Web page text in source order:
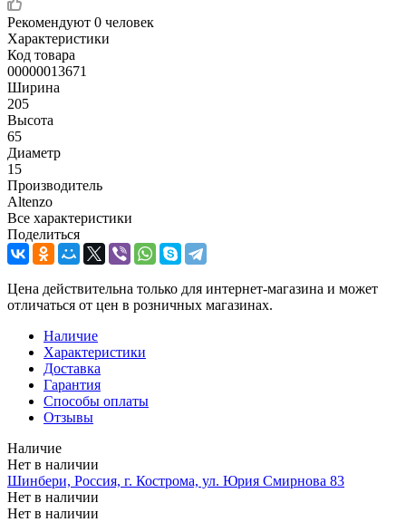
Рекомендуют 0 человек
Характеристики
Код товара
00000013671
Ширина
205
Высота
65
Диаметр
15
Производитель
Altenzo
Все характеристики
Поделиться
Цена действительна только для интернет-магазина и может
отличаться от цен в розничных магазинах.
Наличие
Характеристики
Доставка
Гарантия
Способы оплаты
Отзывы
Наличие
Нет в наличии
Шинбери, Россия, г. Кострома, ул. Юрия Смирнова 83
Нет в наличии
Нет в наличии